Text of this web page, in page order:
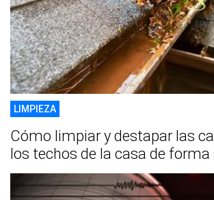
LIMPIEZA
Cómo limpiar y destapar las
los techos de la casa de forma